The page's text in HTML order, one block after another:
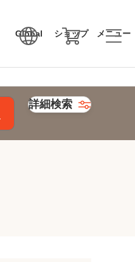
Global ショップ メニュー
詳細検索